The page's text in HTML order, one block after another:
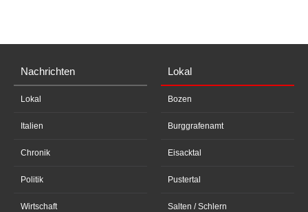
Nachrichten
Lokal
Italien
Chronik
Politik
Wirtschaft
Lokal
Bozen
Burggrafenamt
Eisacktal
Pustertal
Salten / Schlern